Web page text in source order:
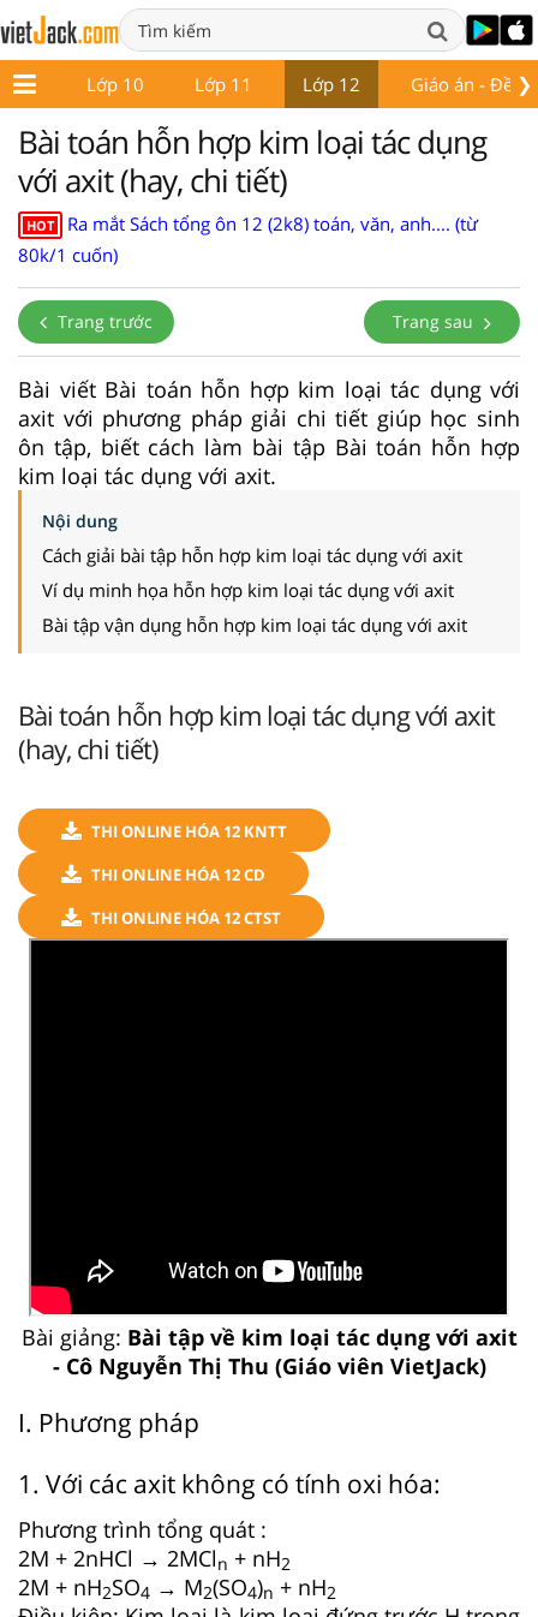
❯
9 Lớp 10 Lớp 11 Lớp 12 Giáo án - Đề thi
Bài toán hỗn hợp kim loại tác dụng
với axit (hay, chi tiết)
HOT
Ra mắt Sách tổng ôn 12 (2k8) toán, văn, anh.... (từ
80k/1 cuốn)
Trang trước Trang sau
Bài viết Bài toán hỗn hợp kim loại tác dụng với
axit với phương pháp giải chi tiết giúp học sinh
ôn tập, biết cách làm bài tập Bài toán hỗn hợp
kim loại tác dụng với axit.
Nội dung
Cách giải bài tập hỗn hợp kim loại tác dụng với axit
Ví dụ minh họa hỗn hợp kim loại tác dụng với axit
Bài tập vận dụng hỗn hợp kim loại tác dụng với axit
Bài toán hỗn hợp kim loại tác dụng với axit
(hay, chi tiết)
THI ONLINE HÓA 12 KNTT
THI ONLINE HÓA 12 CD
THI ONLINE HÓA 12 CTST
Bài giảng: Bài tập về kim loại tác dụng với axit
- Cô Nguyễn Thị Thu (Giáo viên VietJack)
I. Phương pháp
1. Với các axit không có tính oxi hóa:
Phương trình tổng quát :
2M + 2nHCl → 2MCln + nH2
2M + nH2SO4 → M2(SO4)n + nH2